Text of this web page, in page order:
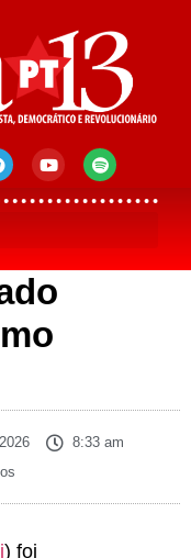
8:33 am
) foi